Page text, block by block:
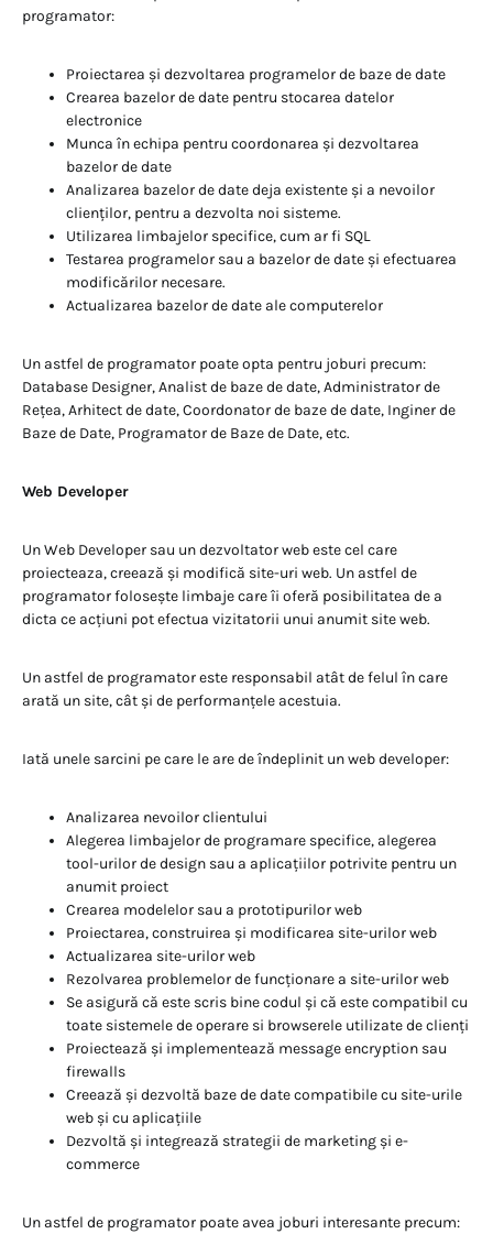
programator:
Proiectarea și dezvoltarea programelor de baze de date
Crearea bazelor de date pentru stocarea datelor
electronice
Munca în echipa pentru coordonarea și dezvoltarea
bazelor de date
Analizarea bazelor de date deja existente și a nevoilor
clienților, pentru a dezvolta noi sisteme.
Utilizarea limbajelor specifice, cum ar fi SQL
Testarea programelor sau a bazelor de date și efectuarea
modificărilor necesare.
Actualizarea bazelor de date ale computerelor
Un astfel de programator poate opta pentru joburi precum:
Database Designer, Analist de baze de date, Administrator de
Rețea, Arhitect de date, Coordonator de baze de date, Inginer de
Baze de Date, Programator de Baze de Date, etc.
Web Developer
Un Web Developer sau un dezvoltator web este cel care
proiecteaza, creează și modifică site-uri web. Un astfel de
programator folosește limbaje care îi oferă posibilitatea de a
dicta ce acțiuni pot efectua vizitatorii unui anumit site web.
Un astfel de programator este responsabil atât de felul în care
arată un site, cât și de performanțele acestuia.
Iată unele sarcini pe care le are de îndeplinit un web developer:
Analizarea nevoilor clientului
Alegerea limbajelor de programare specifice, alegerea
tool-urilor de design sau a aplicațiilor potrivite pentru un
anumit proiect
Crearea modelelor sau a prototipurilor web
Proiectarea, construirea și modificarea site-urilor web
Actualizarea site-urilor web
Rezolvarea problemelor de funcționare a site-urilor web
Se asigură că este scris bine codul și că este compatibil cu
toate sistemele de operare si browserele utilizate de clienți
Proiectează și implementează message encryption sau
firewalls
Creează și dezvoltă baze de date compatibile cu site-urile
web și cu aplicațiile
Dezvoltă și integrează strategii de marketing și e-
commerce
Un astfel de programator poate avea joburi interesante precum: